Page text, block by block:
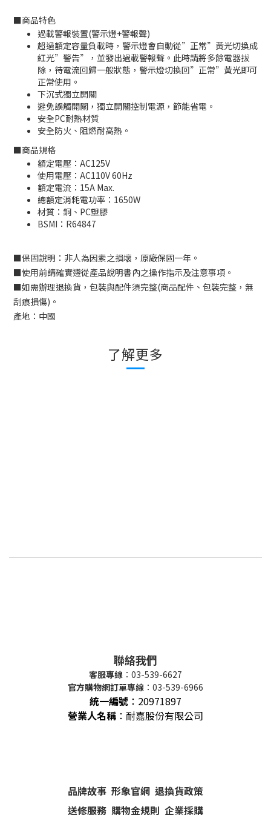
■商品特色
過載警報裝置(警示燈+警報聲)
超過額定容量負載時，警示燈會自動從”正常”黃光切換成
紅光”警告”，並發出過載警報聲。此時請將多餘電器拔
除，待電流回歸一般狀態，警示燈切換回”正常”黃光即可
正常使用。
下沉式獨立開關
避免誤觸開關，獨立開關控制電源，節能省電。
安全PC耐熱材質
安全防火、阻燃耐高熱。
■商品規格
額定電壓：AC125V
使用電壓：AC110V 60Hz
額定電流：15A Max.
總額定消耗電功率：1650W
材質：銅、PC塑膠
BSMI： R64847
■保固說明：非人為因素之損壞，原廠保固一年。
■使用前請確實遵從產品說明書內之操作指示及注意事項。
■如需辦理退換貨，包裝與配件須完整(商品配件、包裝完整，無
刮痕損傷) 。
產地： 中國
了解更多
聯絡我們
客服專線 ：03-539-6627
官方購物網訂單專線 ：03-539-6966
統一編號 ： 20971897
營業人名稱 ：耐嘉股份有限公司
品牌故事 形象官網 退換貨政策
送修服務 購物金規則 企業採購